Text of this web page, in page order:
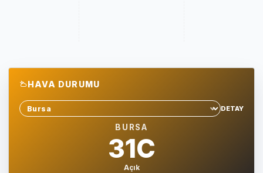
HAVA DURUMU
Sehir sec
DETAY
BURSA
31C
Açık